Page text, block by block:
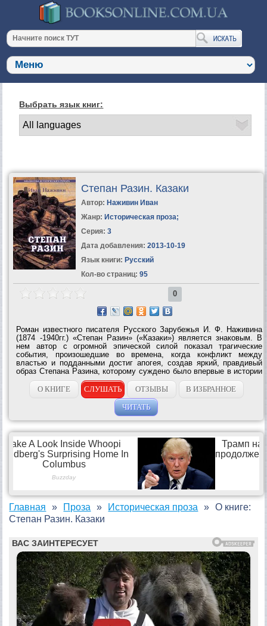
Выбрать язык книг:
Степан Разин. Казаки
Автор: Наживин Иван
Жанр: Историческая проза;
Серия: 3
Дата добавления: 2013-10-19
Язык книги: Русский
Кол-во страниц: 95
0
Роман известного писателя Русского Зарубежья И. Ф. Наживина
(1874 -1940гг.) «Степан Разин» («Казаки») является знаковым. В
нем автор с огромной эпической силой показал трагические
события, произошедшие во времена, когда конфликт между
властью и подданными достиг апогея, создав яркий, правдивый
образ Степана Разина, которому суждено было впервые в истории
России зажечь пламя народного восстания против существующей
общественной...
О КНИГЕ СЛУШАТЬ ОТЗЫВЫ
В ИЗБРАННОЕ
ЧИТАТЬ
Главная Проза Историческая проза
О книге:
Степан Разин. Казаки